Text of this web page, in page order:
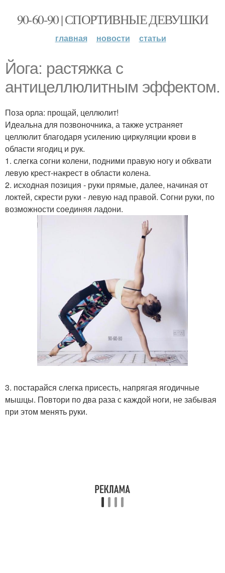
90-60-90 | СПОРТИВНЫЕ ДЕВУШКИ
главная новости статьи
Йога: растяжка с
антицеллюлитным эффектом.
Поза орла: прощай, целлюлит!
Идеальна для позвоночника, а также устраняет
целлюлит благодаря усилению циркуляции крови в
области ягодиц и рук.
1. слегка согни колени, подними правую ногу и обхвати
левую крест-накрест в области колена.
2. исходная позиция - руки прямые, далее, начиная от
локтей, скрести руки - левую над правой. Согни руки, по
возможности соединяя ладони.
3. постарайся слегка присесть, напрягая ягодичные
мышцы. Повтори по два раза с каждой ноги, не забывая
при этом менять руки.